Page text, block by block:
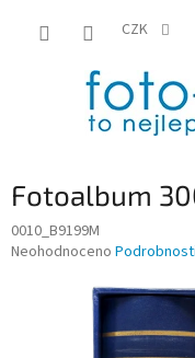
CZK
Fotoalbum
0010_B9199M
Průměrné
Neohodnoceno